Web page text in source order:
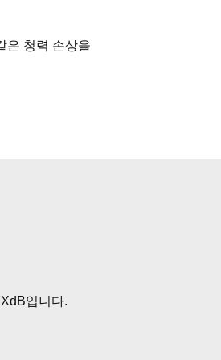
은 청력 손상을
입니다.